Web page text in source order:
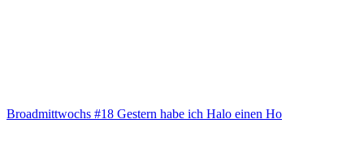
Broad­mitt­wochs #18 Ges­tern habe ich Halo einen Ho